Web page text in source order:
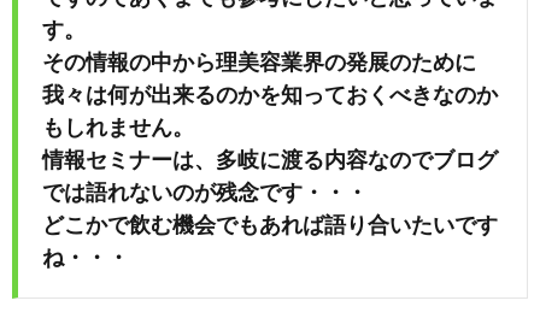
す。
その情報の中から理美容業界の発展のために
我々は何が出来るのかを知っておくべきなのか
もしれません。
情報セミナーは、多岐に渡る内容なのでブログ
では語れないのが残念です・・・
どこかで飲む機会でもあれば語り合いたいです
ね・・・